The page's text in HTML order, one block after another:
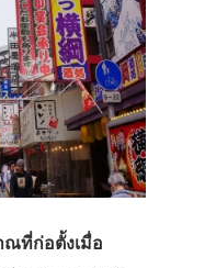
ณที่ก่อตั้งเมื่อ